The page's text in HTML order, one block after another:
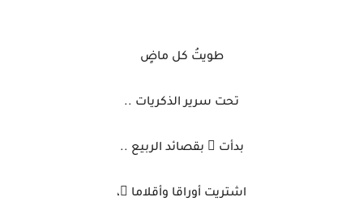
طويتُ كل ماضٍ
تحت سرير الذكريات ..
بدأت ُ بقصائد الربيع ..
اشتريت أوراقا وأقلاما ً،